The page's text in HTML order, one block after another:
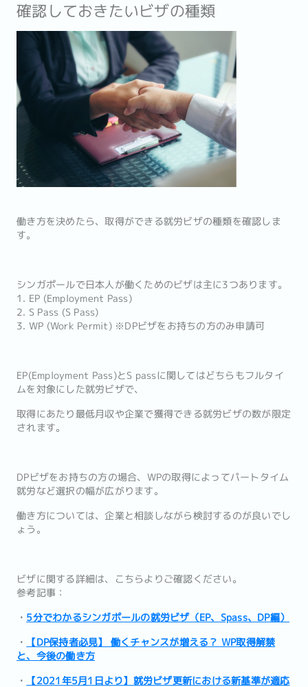
確認しておきたいビザの種類
働き方を決めたら、取得ができる就労ビザの種類を確認しま
す。
シンガポールで日本人が働くためのビザは主に3つあります。
1. EP (Employment Pass)
2. S Pass (S Pass)
3. WP (Work Permit) ※DPビザをお持ちの方のみ申請可
EP(Employment Pass)とS passに関してはどちらもフルタイ
ムを対象にした就労ビザで、
取得にあたり最低月収や企業で獲得できる就労ビザの数が限定
されます。
DPビザをお持ちの方の場合、WPの取得によってパートタイム
就労など選択の幅が広がります。
働き方については、企業と相談しながら検討するのが良いでし
ょう。
ビザに関する詳細は、こちらよりご確認ください。
参考記事：
・ 5分でわかるシンガポールの就労ビザ（EP、Spass、DP編）
・
【DP保持者必見】 働くチャンスが増える？ WP取得解禁
と、今後の働き方
・
【2021年5月1日より】就労ビザ更新における新基準が適応